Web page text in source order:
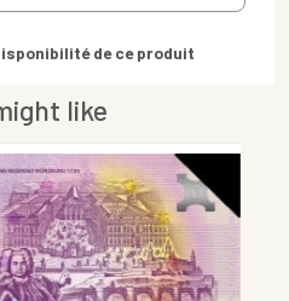
de ce produit
like